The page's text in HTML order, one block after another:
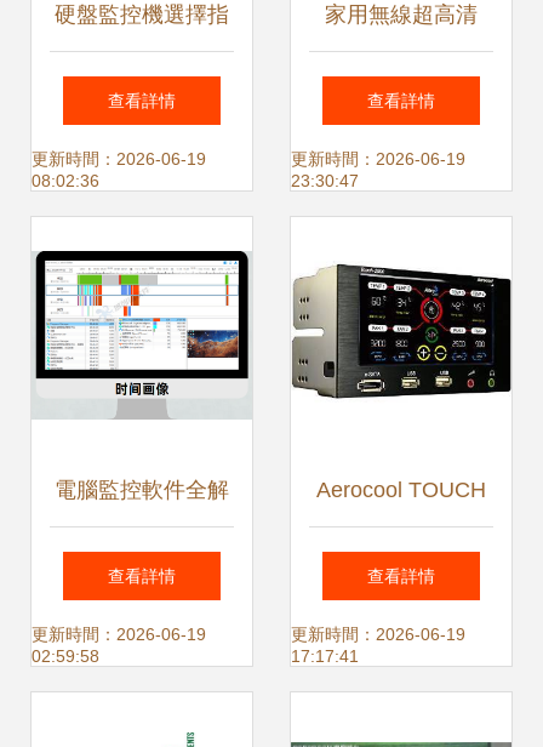
硬盤監控機選擇指
南 新舊設備、小電
腦與工業計算機的
查看詳情
更新時間：2026-06-19
08:02:36
家用無線超高清
WiFi監控攝像頭
1080P分辨率與手
完美結合
查看詳情
更新時間：2026-06-19
23:30:47
電腦監控軟件全解
析 核心功能助力企
業提升信息安全與
查看詳情
更新時間：2026-06-19
02:59:58
Aerocool TOUCH
2000 彩色觸摸屏
風扇控制器測評 智
查看詳情
更新時間：2026-06-19
17:17:41